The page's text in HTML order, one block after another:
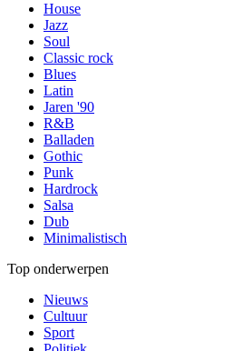
House
Jazz
Soul
Classic rock
Blues
Latin
Jaren '90
R&B
Balladen
Gothic
Punk
Hardrock
Salsa
Dub
Minimalistisch
Top onderwerpen
Nieuws
Cultuur
Sport